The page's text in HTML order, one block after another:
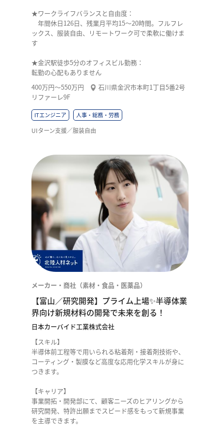
★ワークライフバランスと自由度：
年間休日126日、残業月平均15〜20時間。フルフレ
ックス、服装自由、リモートワーク可で柔軟に働けま
す
★金沢駅徒歩5分のオフィスビル勤務：
転勤の心配もありません
400万円〜550万円
石川県金沢市本町1丁目5番2号
リファーレ9F
ITエンジニア 人事・総務・労務
UIターン支援／服装自由
メーカー・商社（素材・食品・医薬品）
【富山／研究開発】プライム上場✨半導体業
界向け新規材料の開発で未来を創る！
日本カーバイド工業株式会社
【スキル】
半導体前工程等で用いられる粘着剤・接着剤技術や、
コーティング・製膜など高度な応用化学スキルが身に
つきます。
【キャリア】
事業開拓・開発部にて、顧客ニーズのヒアリングから
研究開発、特許出願までスピード感をもって新規事業
を主導できます。